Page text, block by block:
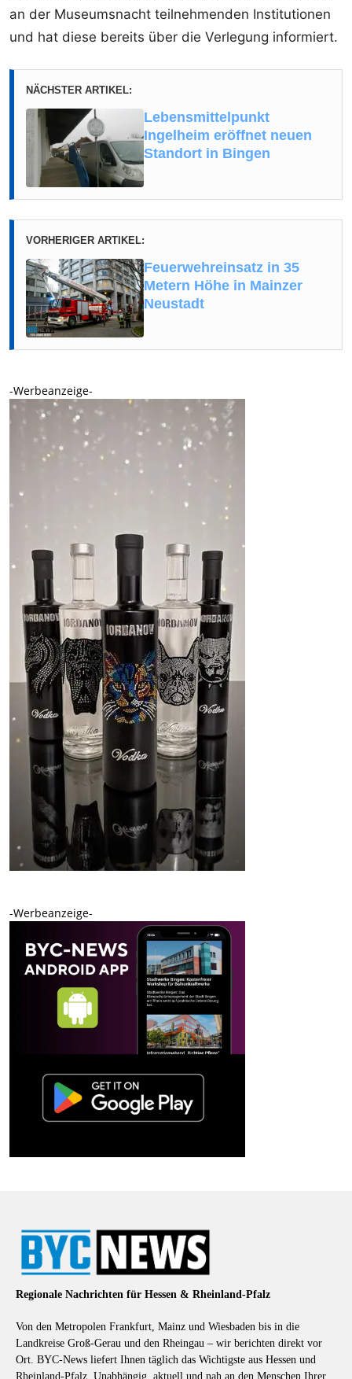
an der Museumsnacht teilnehmenden Institutionen
und hat diese bereits über die Verlegung informiert.
NÄCHSTER ARTIKEL:
Lebensmittelpunkt
Ingelheim eröffnet neuen
Standort in Bingen
VORHERIGER ARTIKEL:
Feuerwehreinsatz in 35
Metern Höhe in Mainzer
Neustadt
-Werbeanzeige-
-Werbeanzeige-
Regionale Nachrichten für Hessen & Rheinland-Pfalz
Von den Metropolen Frankfurt, Mainz und Wiesbaden bis in die
Landkreise Groß-Gerau und den Rheingau – wir berichten direkt vor
Ort. BYC-News liefert Ihnen täglich das Wichtigste aus Hessen und
Rheinland-Pfalz. Unabhängig, aktuell und nah an den Menschen Ihrer